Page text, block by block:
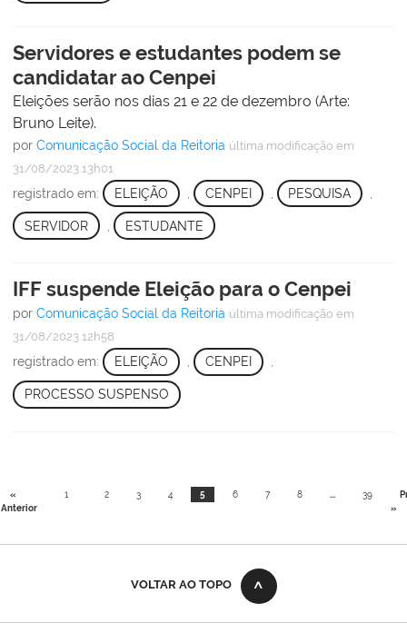
Servidores e estudantes podem se
candidatar ao Cenpei
Eleições serão nos dias 21 e 22 de dezembro (Arte:
Bruno Leite).
por Comunicação Social da Reitoria última modificação em
31/08/2023 13h01
registrado em: ELEIÇÃO CENPEI PESQUISA
SERVIDOR ESTUDANTE
IFF suspende Eleição para o Cenpei
por Comunicação Social da Reitoria última modificação em
31/08/2023 12h58
registrado em: ELEIÇÃO , CENPEI ,
PROCESSO SUSPENSO
«
Anterior
1 2 3 4 5 6 7 8 ... 39
»
VOLTAR AO TOPO